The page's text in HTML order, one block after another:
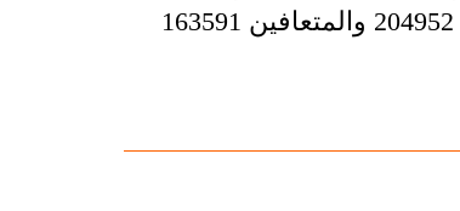
عدد المصابين بفيروس كورونا المستجد في البلاد بلغ لغاية الان 204952 والمتعافين 163591